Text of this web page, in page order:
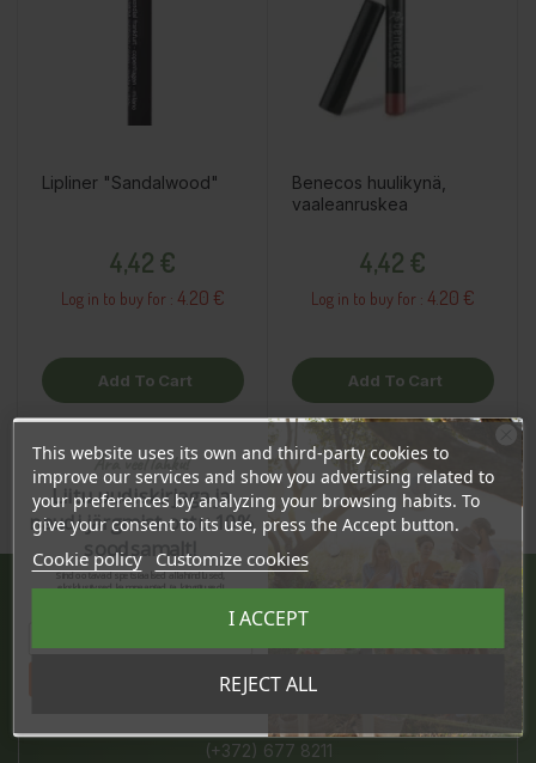
Lipliner "Sandalwood"
4,42 €
Log in to buy for : 4.20 €
Add To Cart
Benecos huulikynä,
vaaleanruskea
4,42 €
Log in to buy for : 4.20 €
Add To Cart
JÄRVE KESKUS
(+372) 677 8211
This website uses its own and third-party cookies to
improve our services and show you advertising related to
your preferences by analyzing your browsing habits. To
give your consent to its use, press the Accept button.
Cookie policy Customize cookies
REJECT ALL
I ACCEPT
Ära veel lahku!
Liitu uudiskirjaga ja
naudi järgmist ostu 10%
soodsamalt!
Sind ootavad spetsiaalsed allahindlused,
eksklusiivsed kampaaniad ja kingitused!